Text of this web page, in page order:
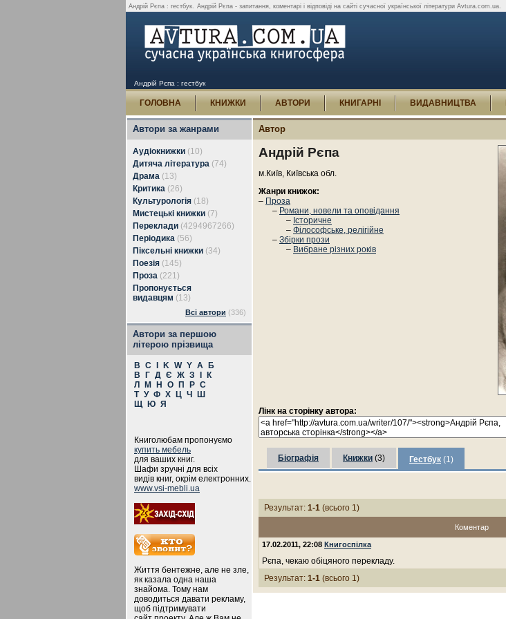
Андрій Рєпа : гестбук. Андрій Рєпа - запитання, коментарі і відповіді на сайті сучасної української літератури Avtura.com.ua.
Андрій Рєпа : гестбук
ГОЛОВНА КНИЖКИ АВТОРИ КНИГАРНІ ВИДАВНИЦТВА
Автори за жанрами
Аудіокнижки (10)
Дитяча література (74)
Драма (13)
Критика (26)
Культурологія (18)
Мистецькі книжки (7)
Переклади (4294967266)
Періодика (56)
Піксельні книжки (34)
Поезія (145)
Проза (221)
Пропонується
видавцям (13)
Всі автори (336)
Автори за першою
літерою прізвища
B C K W Y А
Б
В
Г Д Є Ж З
К
Л
М Н О П Р С
Т У Ф Х Ц Ч
Ш
Щ
Ю Я
Книголюбам пропонуємо
купить мебель
для ваших книг.
Шафи зручні для всіх
видів книг, окрім електронних.
www.vsi-mebli.ua
Життя бентежне, але не зле,
як казала одна наша
знайома. Тому нам
доводиться давати рекламу,
щоб підтримувати
Автор
Андрій Рєпа
м.Київ, Київська обл.
Жанри книжок:
– Проза
– Романи, новели та оповідання
– Історичне
– Філософське, релігійне
– Збірки прози
– Вибране різних років
Лінк на сторінку автора:
Біографія Книжки (3) Гестбук (1)
Результат: 1-1 (всього 1)
Коментар
17.02.2011, 22:08 Книгоспілка
Рєпа, чекаю обіцяного перекладу.
Результат: 1-1 (всього 1)